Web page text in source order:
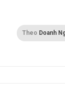
Theo Doanh